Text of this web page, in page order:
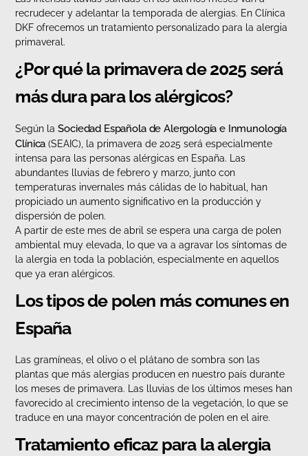
recrudecer y adelantar la temporada de alergias. En Clínica
DKF ofrecemos un tratamiento personalizado para la alergia
primaveral.
¿Por qué la primavera de 2025 será
más dura para los alérgicos?
Según laSociedad Española de Alergología e Inmunología
Clínica (SEAIC), la primavera de 2025 será especialmente
intensa para las personas alérgicas en España. Las
abundantes lluvias de febrero y marzo, junto con
temperaturas invernales más cálidas de lo habitual, han
propiciado un aumento significativo en la producción y
dispersión de polen.
A partir de este mes de abril se espera una carga de polen
ambiental muy elevada, lo que va a agravar los síntomas de
la alergia en toda la población, especialmente en aquellos
que ya eran alérgicos.
Los tipos de polen más comunes en
España
Las gramíneas, el olivo o el plátano de sombra son las
plantas que más alergias producen en nuestro país durante
los meses de primavera. Las lluvias de los últimos meses han
favorecido al crecimiento intenso de la vegetación, lo que se
traduce en una mayor concentración de polen en el aire.
Tratamiento eficaz para la alergia